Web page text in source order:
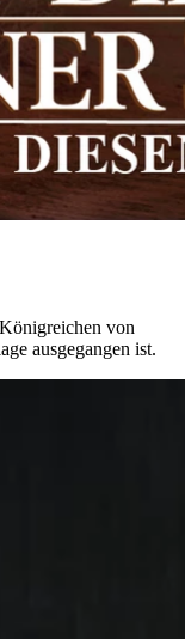
von
ausgegangen ist.